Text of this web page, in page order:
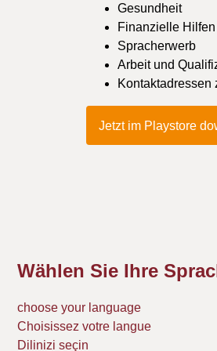
Gesundheit
Finanzielle Hilfen
Spracherwerb
Arbeit und
Kontaktadressen
Jetzt im Playstore
Wählen Sie Ihre
choose your language
Choisissez votre langue
Dilinizi seçin